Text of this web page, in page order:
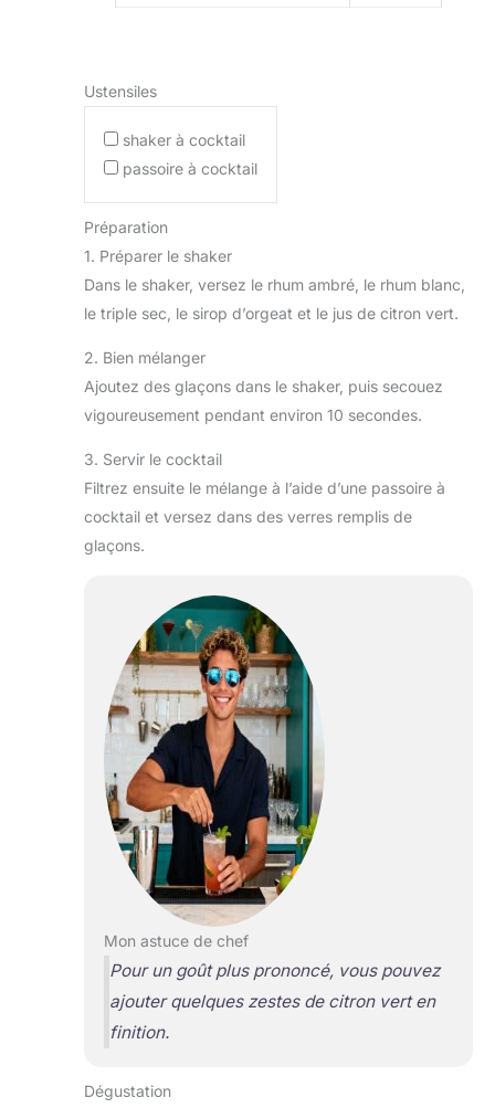
Ustensiles
shaker à cocktail
passoire à cocktail
Préparation
1. Préparer le shaker
Dans le shaker, versez le rhum ambré, le rhum blanc,
le triple sec, le sirop d’orgeat et le jus de citron vert.
2. Bien mélanger
Ajoutez des glaçons dans le shaker, puis secouez
vigoureusement pendant environ 10 secondes.
3. Servir le cocktail
Filtrez ensuite le mélange à l’aide d’une passoire à
cocktail et versez dans des verres remplis de
glaçons.
Mon astuce de chef
Pour un goût plus prononcé, vous pouvez
ajouter quelques zestes de citron vert en
finition.
Dégustation